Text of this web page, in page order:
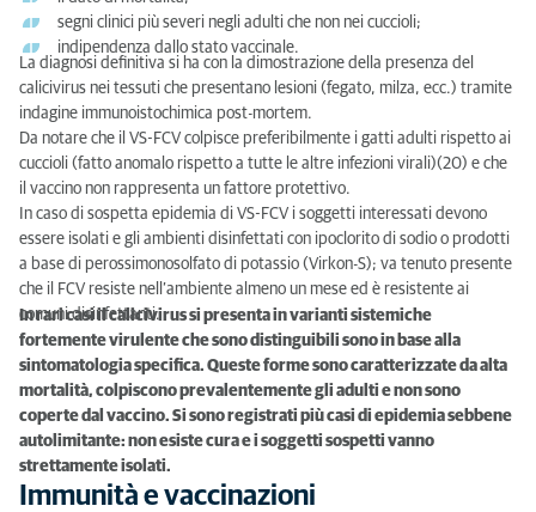
segni clinici più severi negli adulti che non nei cuccioli;
indipendenza dallo stato vaccinale.
La diagnosi definitiva si ha con la dimostrazione della presenza del
calicivirus nei tessuti che presentano lesioni (fegato, milza, ecc.) tramite
indagine immunoistochimica post-mortem.
Da notare che il VS-FCV colpisce preferibilmente i gatti adulti rispetto ai
cuccioli (fatto anomalo rispetto a tutte le altre infezioni virali)(20) e che
il vaccino non rappresenta un fattore protettivo.
In caso di sospetta epidemia di VS-FCV i soggetti interessati devono
essere isolati e gli ambienti disinfettati con ipoclorito di sodio o prodotti
a base di perossimonosolfato di potassio (Virkon-S); va tenuto presente
che il FCV resiste nell’ambiente almeno un mese ed è resistente ai
comuni disinfettanti.
In rari casi il calicivirus si presenta in varianti sistemiche
fortemente virulente che sono distinguibili sono in base alla
sintomatologia specifica. Queste forme sono caratterizzate da alta
mortalità, colpiscono prevalentemente gli adulti e non sono
coperte dal vaccino. Si sono registrati più casi di epidemia sebbene
autolimitante: non esiste cura e i soggetti sospetti vanno
strettamente isolati.
Immunità e vaccinazioni